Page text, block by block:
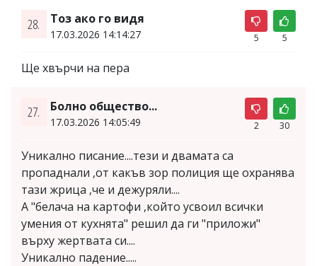
28. Тоз ако го видя
17.03.2026 14:14:27 5 5
Ще хвърчи на пера
27. Болно общество...
17.03.2026 14:05:49 2 30
Уникално писание....тези и двамата са
пропаднали ,от какъв зор полиция ще охранява
тази жрица ,че и дежуряли....
А "белача на картофи ,който усвоил всички
умения от кухнята" решил да ги "приложи"
върху жертвата си....
Уникално падение.....